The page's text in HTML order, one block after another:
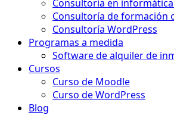
Consultoría en
Consultoría de formación
Consultoría WordPress
Programas a medida
Software de alquiler de
Cursos
Curso de Moodle
Curso de WordPress
Blog